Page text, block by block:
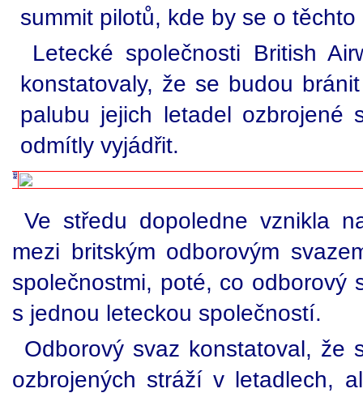
summit pilotů, kde by se o
Letecké společnosti British
konstatovaly, že se budou
palubu jejich letadel
odmítly vyjádřit.
Ve středu dopoledne vznikla
mezi britským odborovým
společnostmi, poté, co odborový
s jednou leteckou společností.
Odborový svaz konstatoval, že
ozbrojených stráží v letadlech,